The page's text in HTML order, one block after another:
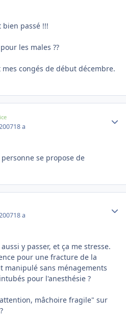
bien passé !!!
les males ??
congés de début décembre.
18 a
se propose de
18 a
y passer, et ça me stresse.
pour une fracture de la
manipulé sans ménagements
pour l'anesthésie ?
mâchoire fragile" sur